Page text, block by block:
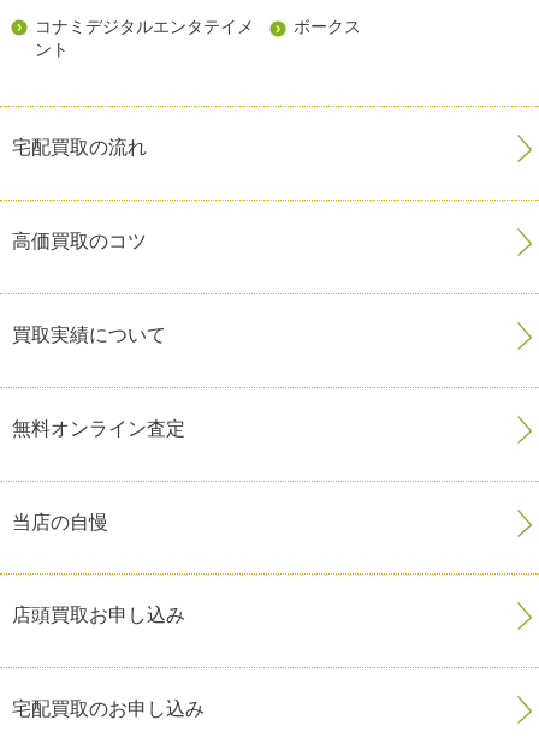
コナミデジタルエンタテイメ
ント
ボークス
宅配買取の流れ
高価買取のコツ
買取実績について
無料オンライン査定
当店の自慢
店頭買取お申し込み
宅配買取のお申し込み